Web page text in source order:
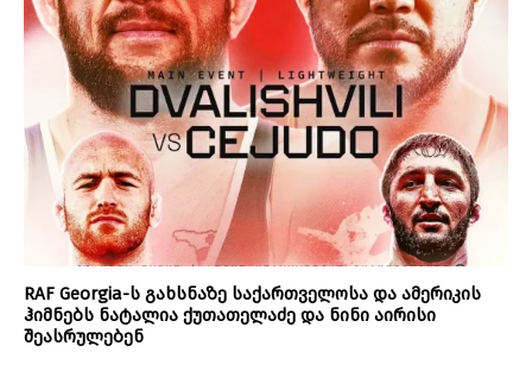
RAF Georgia-ს გახსნაზე საქართველოსა და ამერიკის
ჰიმნებს ნატალია ქუთათელაძე და ნინი აირისი
შეასრულებენ